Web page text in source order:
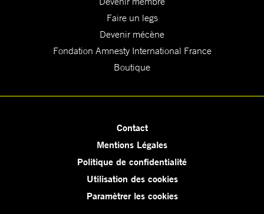
Faire un legs
Devenir mécène
Fondation Amnesty International France
Boutique
Contact
Mentions Légales
Politique de confidentialité
Utilisation des cookies
Paramètrer les cookies